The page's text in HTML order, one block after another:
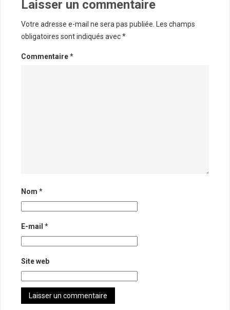
Laisser un commentaire
Votre adresse e-mail ne sera pas publiée.
Les champs
obligatoires sont indiqués avec*
Commentaire*
Nom *
E-mail *
Site web